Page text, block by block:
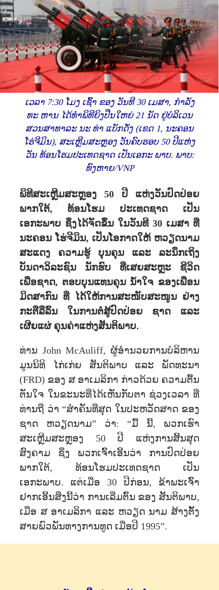
ເວລາ 7:30 ໂມງ ເຊົ້າ ຂອງ ວັນທີ 30 ເມສາ, ກຳລັງ
ທະ ຫານ ໄດ້ທໍາພິທີຍິງປືນໃຫຍ່ 21 ນັດ ຢູ່ບໍລິເວນ
ສວນສາທາລະ ນະ ທ່າ ແບັກດັ່ງ (ເຂດ 1, ນະຄອນ
ໂຮ່ຈີມິນ), ສະເຫຼີມສະຫຼອງ ວັນຄົບຮອບ 50 ປີແຫ່ງ
ວັນ ທ້ອນໂຮມປະເທດຊາດ ເປັນເອກະ ພາບ. ພາບ:
ທົງຫາຍ/VNP
ພິທີສະເຫຼີມສະຫຼອງ 50 ປີ ແຫ່ງວັນປົດປ່ອຍ
ພາກໃຕ້, ທ້ອນໂຮມ ປະເທດຊາດ ເປັນ
ເອກະພາບ ຊຶ່ງໄດ້ຈັດຂຶ້ນ ໃນວັນທີ 30 ເມສາ ທີ່
ນະຄອນ ໂຮ່ຈີມິນ, ເປັນໂອກາດໃຫ້ ຫວຽດນາມ
ສະແດງ ຄວາມຮູ້ ບຸນຄຸນ ແລະ ລະນຶກເຖິງ
ບັນດາວິລະຊົນ ນັກຮົບ ທ່ີເສຍສະຫຼະ ຊີວິດ
ເພື່ອຊາດ, ຕອບບຸນແທນຄຸນ ນໍ້າໃຈ ຂອງເພື່ອນ
ມິດສາກົນ ທີ່ ໄດ້ໃຫ້ການສະໜັບສະໜູນ ຢ່າງ
ກະຕືລືລົ້ນ ໃນການຕໍ່ສູ້ປົດປ່ອຍ ຊາດ ແລະ
ເຜີຍແຜ່ ຄຸນຄ່າແຫ່ງສັນຕິພາບ.
ທ່ານ John McAuliff, ຜູ້ອໍານວຍການບໍລິຫານ
ມູນນິທິ ໄກ່ເກ່ຍ ສັນຕິພາບ ແລະ ພັດທະນາ
(FRD) ຂອງ ສ ອາເມລິກາ ກ່າວດ້ວຍ ຄວາມຕື້ນ
ຕັນໃຈ ໃນຂະນະທີ່ໄດ້ເຫັນກັບຕາ ຊ່ວງເວລາ ທີ່
ທ່ານຖື ວ່າ “ສໍາຄັນທີ່ສຸດ ໃນປະຫວັດສາດ ຂອງ
ຊາດ ຫວຽດນາມ” ວ່າ: “ມື້ ນີ້, ພວກເຮົາ
ສະເຫຼີມສະຫຼອງ 50 ປີ ແຫ່ງການສິ້ນສຸດ
ສົງຄາມ ຊຶ່ງ ພວກເຈົ້າເອີ້ນວ່າ ການປົດປ່ອຍ
ພາກໃຕ້, ທ້ອນໂຮມປະເທດຊາດ ເປັນ
ເອກະພາບ. ແຕ່ເມື່ອ 30 ປີກ່ອນ, ຂ້າພະເຈົ້າ
ຢາກເອີ້ນສິ່ງນີ້ວ່າ ການເລີ່ມຕົ້ນ ຂອງ ສັນຕິພາບ,
ເມື່ອ ສ ອາເມລິກາ ແລະ ຫວຽດ ນາມ ສ້າງຕັ້ງ
ສາຍພົວພັນທາງການທູດ ເມື່ອປີ 1995”.